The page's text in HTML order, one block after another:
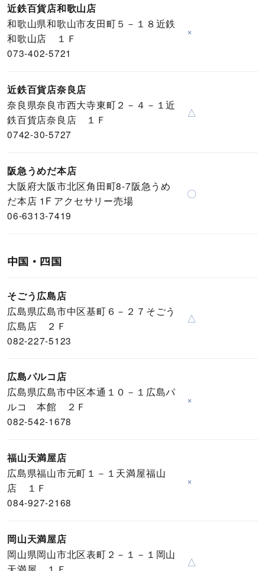
近鉄百貨店和歌山店
和歌山県和歌山市友田町５－１８近鉄
和歌山店 １Ｆ
073-402-5721
×
近鉄百貨店奈良店
奈良県奈良市西大寺東町２－４－１近
鉄百貨店奈良店 １Ｆ
0742-30-5727
△
阪急うめだ本店
大阪府大阪市北区角田町8-7阪急うめ
だ本店 1F アクセサリー売場
06-6313-7419
〇
中国・四国
そごう広島店
広島県広島市中区基町６－２７そごう
広島店 ２Ｆ
082-227-5123
△
広島パルコ店
広島県広島市中区本通１０－１広島パ
ルコ 本館 ２Ｆ
082-542-1678
×
福山天満屋店
広島県福山市元町１－１天満屋福山
店 １Ｆ
084-927-2168
×
岡山天満屋店
岡山県岡山市北区表町２－１－１岡山
△